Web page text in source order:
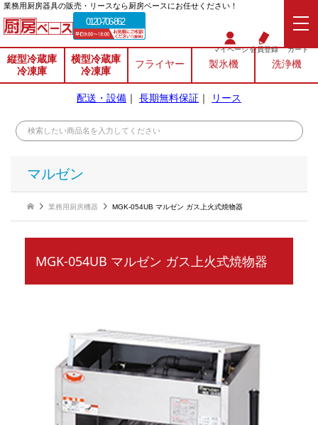
業務⽤厨房器具の販売・リースなら厨房ベースにお任せください！
0120-706-862
マイページ会員登録 カート
縦型冷蔵庫
冷凍庫
横型冷蔵庫
冷凍庫
フライヤー 製氷機 洗浄機
配送・設備 ｜ 長期無料保証 ｜ リース
マルゼン
業務用厨房機器 MGK-054UB マルゼン ガス上火式焼物器
MGK-054UB マルゼン ガス上火式焼物器